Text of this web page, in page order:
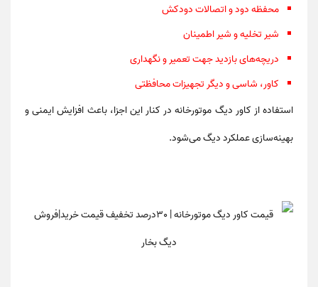
محفظه دود و اتصالات دودکش
شیر تخلیه و شیر اطمینان
دریچه‌های بازدید جهت تعمیر و نگهداری
کاور، شاسی و دیگر تجهیزات محافظتی
استفاده از کاور دیگ موتورخانهدر کنار این اجزا، باعث افزایش ایمنی و
بهینه‌سازی عملکرددیگ می‌شود.